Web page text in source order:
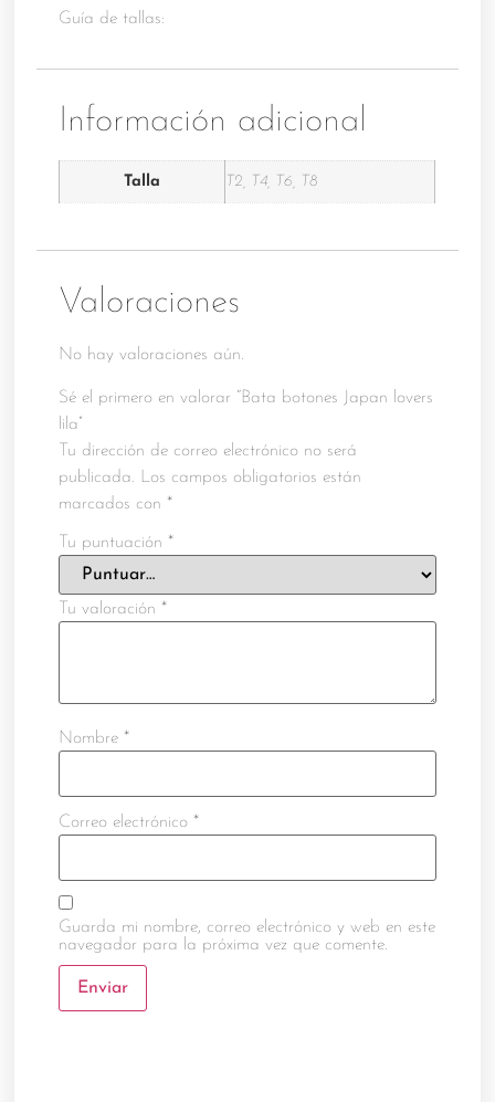
Guía de tallas:
Información adicional
Talla T2, T4, T6, T8
Valoraciones
No hay valoraciones aún.
Sé el primero en valorar “Bata botones Japan lovers
lila”
Tu dirección de correo electrónico no será
publicada. Los campos obligatorios están
marcados con *
Tu puntuación *
Tu valoración *
Nombre *
Correo electrónico *
Guarda mi nombre, correo electrónico y web en este
navegador para la próxima vez que comente.